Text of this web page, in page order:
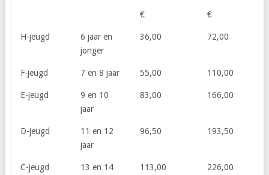
€ €
H-jeugd
6 jaar en
jonger
36,00 72,00
F-jeugd 7 en 8 jaar 55,00 110,00
E-jeugd
9 en 10
jaar
83,00 166,00
D-jeugd
11 en 12
jaar
96,50 193,50
C-jeugd
13 en 14
113,00 226,00